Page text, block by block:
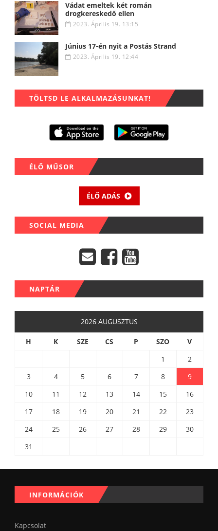
Vádat emeltek két román
drogkereskedő ellen
2023. Április 19. 13:15
Június 17-én nyit a Postás Strand
2023. Április 19. 12:44
TÖLTSD LE ALKALMAZÁSUNKAT!
ÉLŐ MŰSOR
ÉLŐ ADÁS
SOCIAL MEDIA
NAPTÁR
2026 AUGUSZTUS
H K SZE CS P SZO
V
1
2
3
4 5 6 7 8
9
10
11 12 13 14 15
16
17
18 19 20 21 22
23
24
25 26 27 28 29
30
31
INFORMÁCIÓK
Kapcsolat